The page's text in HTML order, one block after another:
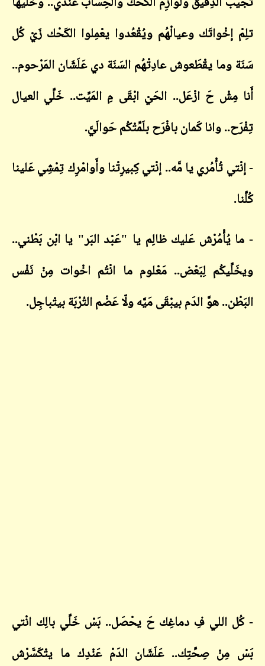
تلِمْ إخْواتَك وعيالْهُم ويُقْعُدوا يعْمِلوا الكَحْك زَيْ كُل
سَنَة وما يقْطَعوش عادِتْهُم السَنَة دي عَلَشَان المَرْحوم..
أَنا مِشْ حَ ازْعَل.. الحَيْ ابْقَى مِ المَيِّت.. خَلِّي العيال
تِفْرَح.. وانا كَمان بافْرَح بلَمِّتْكُم حَوالَيَّ.
- إنْتي تُأْمُري يا مَّه.. إنْتي كِبيرِتْنا وأَوامْرِك تِمْشِي عَلينا
كُلِّنا.
- ما يُأْمُرْش عَليك ظالِم يا "عَبْد البَر" يا ابْن بَطْني..
ويخَلِّيكُم لِبَعْض.. مَعْلوم ما انْتُم اخْوات مِنْ نَفْس
البَطْن.. هوَّ الدَم بيبْقَى مَيَّه ولّا عَضْم التُرْبَة بيتْباجِل.
- كُل اللي فِ دماغِك حَ يحْصَل.. بَسْ خَلِّي بالِك انْتي
بَسْ مِنْ صِحِّتِك.. عَلَشَان الدَمْ عَنْدِك ما يتْكَسَّرْش